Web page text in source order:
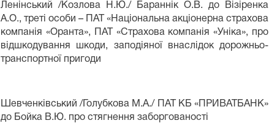
Ленінський /Козлова Н.Ю./ Бараннік О.В. до Візіренка
А.О., треті особи – ПАТ «Національна акціонерна страхова
компанія «Оранта», ПАТ «Страхова компанія «Уніка», про
відшкодування шкоди, заподіяної внаслідок дорожньо-
транспортної пригоди
Шевченківський /Голубкова М.А./ ПАТ КБ «ПРИВАТБАНК»
до Бойка В.Ю. про стягнення заборгованості